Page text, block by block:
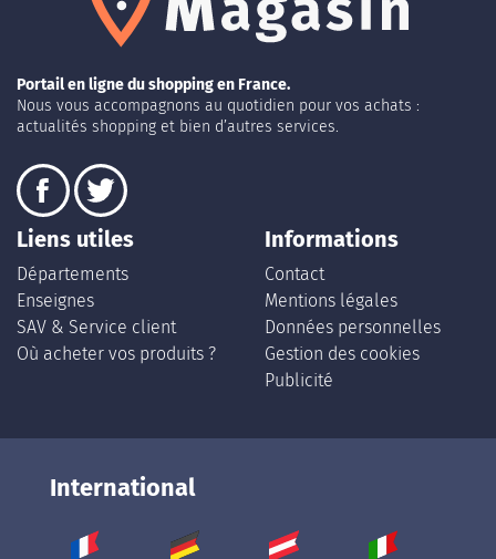
Portail en ligne du shopping en France.
Nous vous accompagnons au quotidien pour vos achats :
actualités shopping et bien d’autres services.
Liens utiles
Départements
Enseignes
SAV & Service client
Où acheter vos produits ?
Informations
Contact
Mentions légales
Données personnelles
Gestion des cookies
Publicité
International